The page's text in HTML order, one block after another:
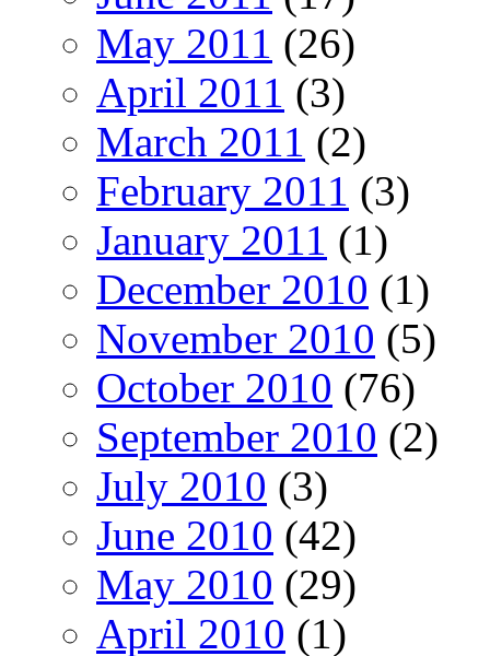
May 2011 (26)
April 2011 (3)
March 2011 (2)
February 2011 (3)
January 2011 (1)
December 2010 (1)
November 2010 (5)
October 2010 (76)
September 2010 (2)
July 2010 (3)
June 2010 (42)
May 2010 (29)
April 2010 (1)